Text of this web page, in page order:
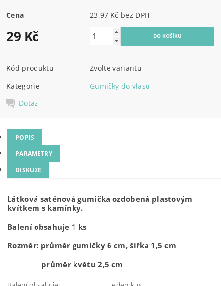
Cena 23,97 Kč bez DPH
29 Kč
Kód produktu
Zvolte variantu
Kategorie
Gumičky do vlasů
Dotaz
POPIS
PARAMETRY
DISKUZE
Látková saténová gumička ozdobená plastovým
kvítkem s kamínky.
Balení obsahuje 1 ks
Rozměr: průměr gumičky 6 cm, šířka 1,5 cm
průměr květu 2,5 cm